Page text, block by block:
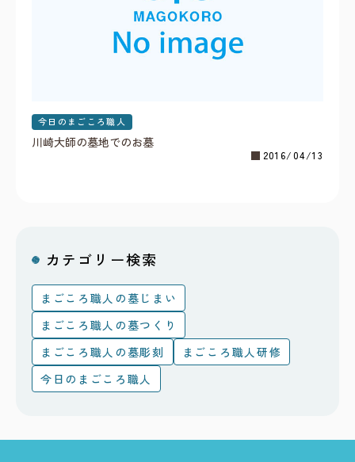
今日のまごころ職人
2016/04/13
川崎大師の墓地でのお墓
カテゴリー検索
まごころ職人の墓じまい
まごころ職人の墓つくり
まごころ職人の墓彫刻
まごころ職人研修
今日のまごころ職人